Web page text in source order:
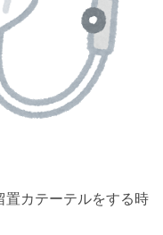
置カテーテルをする時